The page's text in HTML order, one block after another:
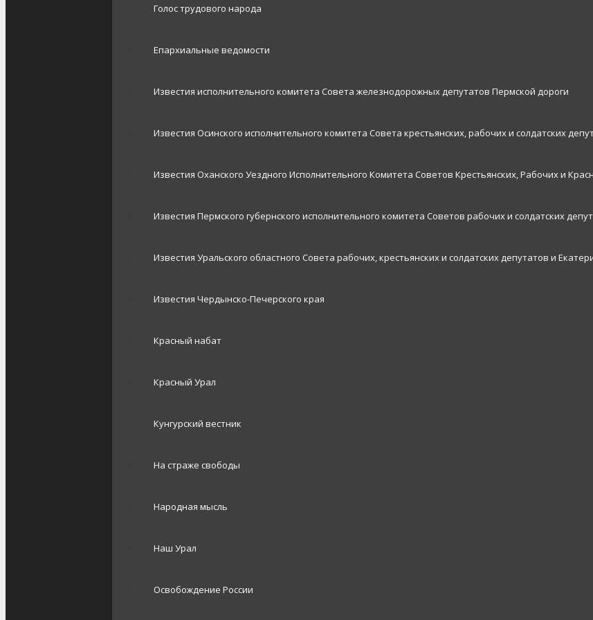
Голос трудового народа
Епархиальные ведомости
Известия исполнительного комитета Совета железнодорожных депутатов Пермской дороги
Известия Осинского исполнительного комитета Совета крестьянских, рабочих и солдатских
Известия Оханского Уездного Исполнительного Комитета Советов Крестьянских, Рабочих и
Известия Пермского губернского исполнительного комитета Советов рабочих и солдатских
Известия Уральского областного Совета рабочих, крестьянских и солдатских депутатов и
Известия Чердынско-Печерского края
Красный набат
Красный Урал
Кунгурский вестник
На страже свободы
Народная мысль
Наш Урал
Освобождение России